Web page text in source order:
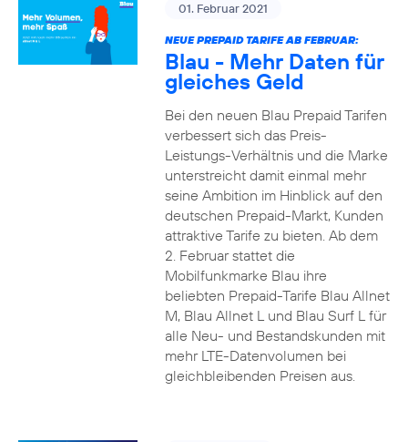
01. Februar 2021
NEUE PREPAID TARIFE AB FEBRUAR:
Blau - Mehr Daten für
gleiches Geld
Bei den neuen Blau Prepaid Tarifen
verbessert sich das Preis-
Leistungs-Verhältnis und die Marke
unterstreicht damit einmal mehr
seine Ambition im Hinblick auf den
deutschen Prepaid-Markt, Kunden
attraktive Tarife zu bieten. Ab dem
2. Februar stattet die
Mobilfunkmarke Blau ihre
beliebten Prepaid-Tarife Blau Allnet
M, Blau Allnet L und Blau Surf L für
alle Neu- und Bestandskunden mit
mehr LTE-Datenvolumen bei
gleichbleibenden Preisen aus.